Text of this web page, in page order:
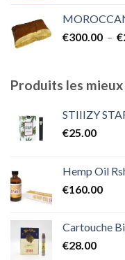
€300.00 – €
Produits les
STIIIZY
€25.00
Hemp Oil
€160.00
Cartouche
€28.00